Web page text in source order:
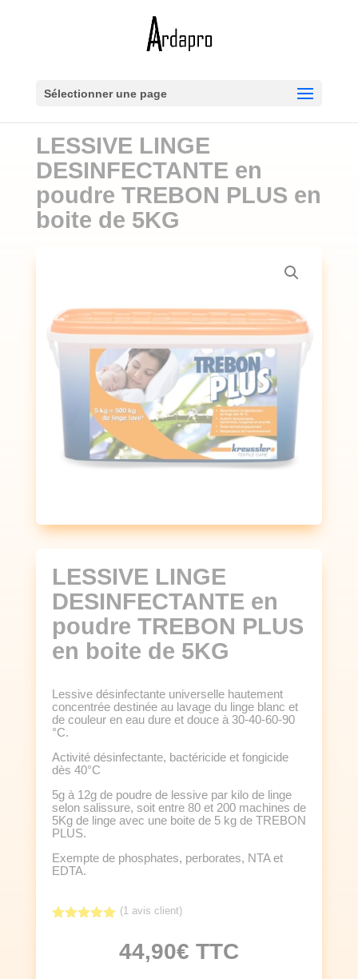
Sélectionner une page
LESSIVE LINGE
DESINFECTANTE en
poudre TREBON PLUS en
boite de 5KG
LESSIVE LINGE
DESINFECTANTE en
poudre TREBON PLUS
en boite de 5KG
Lessive désinfectante universelle hautement
concentrée destinée au lavage du linge blanc et
de couleur en eau dure et douce à 30-40-60-90
°C.
Activité désinfectante, bactéricide et fongicide
dès 40°C
5g à 12g de poudre de lessive par kilo de linge
selon salissure, soit entre 80 et 200 machines de
5Kg de linge avec une boite de 5 kg de TREBON
PLUS.
Exempte de phosphates, perborates, NTA et
EDTA.
(1avis client)
44,90€ TTC